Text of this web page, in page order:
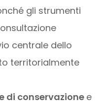
gli strumenti
centrale dello
territorialmente
di conservazione e